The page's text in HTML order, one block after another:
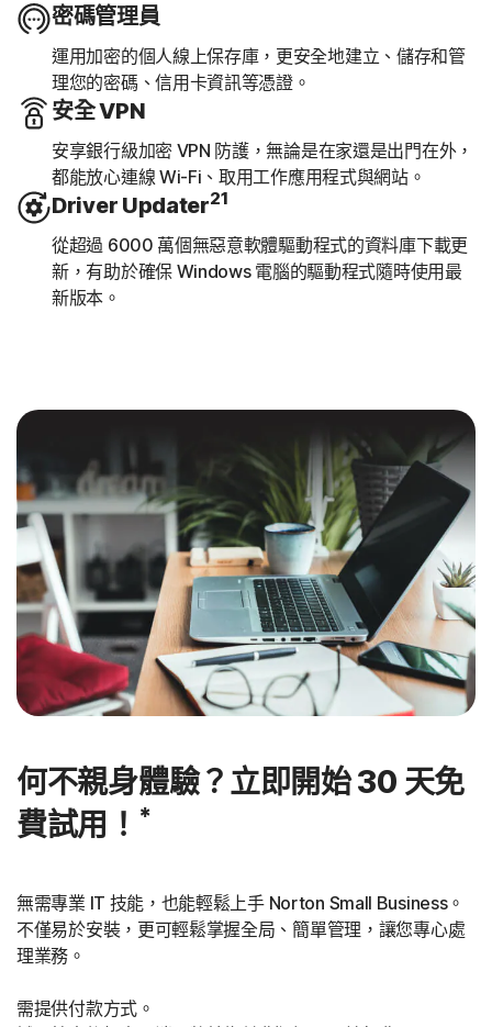
密碼管理員
運用加密的個人線上保存庫，更安全地建立、儲存和管
理您的密碼、信用卡資訊等憑證。
安全 VPN
安享銀行級加密 VPN 防護，無論是在家還是出門在外，
都能放心連線 Wi-Fi、取用工作應用程式與網站。
Driver Updater21
從超過 6000 萬個無惡意軟體驅動程式的資料庫下載更
新，有助於確保 Windows 電腦的驅動程式隨時使用最
新版本。
何不親身體驗？立即開始 30 天免
費試用！ *
無需專業 IT 技能，也能輕鬆上手 Norton Small Business。
不僅易於安裝，更可輕鬆掌握全局、簡單管理，讓您專心處
理業務。
需提供付款方式。